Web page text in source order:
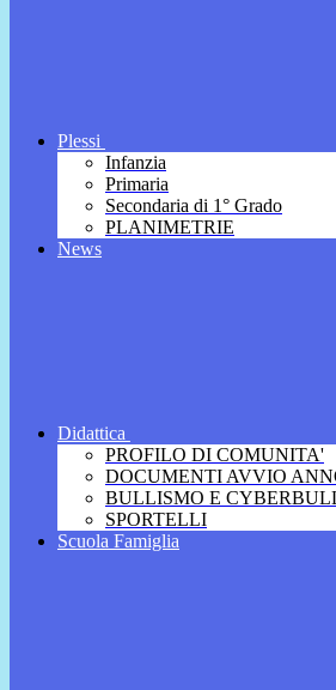
Plessi
Infanzia
Primaria
Secondaria di 1° Grado
PLANIMETRIE
News
Didattica
PROFILO DI COMUNITA'
DOCUMENTI AVVIO
BULLISMO E
SPORTELLI
Scuola Famiglia